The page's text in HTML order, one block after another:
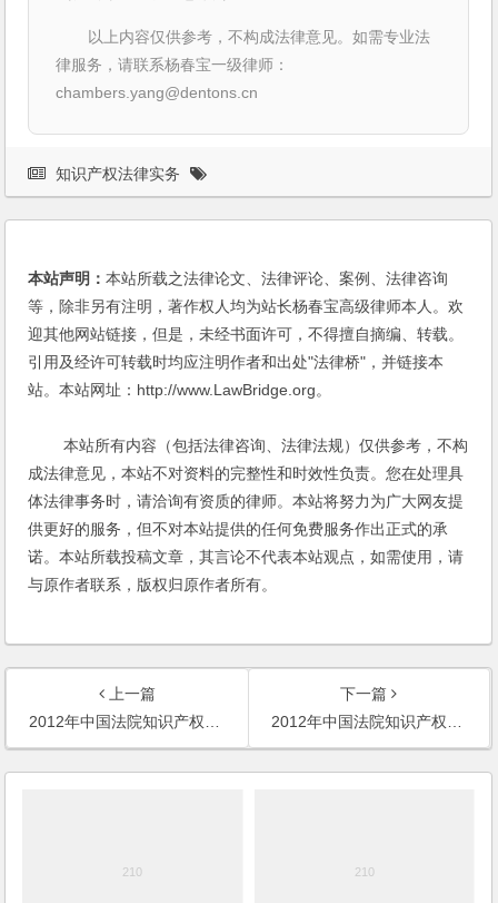
以上内容仅供参考，不构成法律意见。如需专业法
律服务，请联系杨春宝一级律师：
chambers.yang@dentons.cn
知识产权法律实务
本站声明：本站所载之法律论文、法律评论、案例、法律咨询
等，除非另有注明，著作权人均为站长杨春宝高级律师本人。欢
迎其他网站链接，但是，未经书面许可，不得擅自摘编、转载。
引用及经许可转载时均应注明作者和出处"法律桥"，并链接本
站。本站网址：http://www.LawBridge.org。
本站所有内容（包括法律咨询、法律法规）仅供参考，不构
成法律意见，本站不对资料的完整性和时效性负责。您在处理具
体法律事务时，请洽询有资质的律师。本站将努力为广大网友提
供更好的服务，但不对本站提供的任何免费服务作出正式的承
诺。本站所载投稿文章，其言论不代表本站观点，如需使用，请
与原作者联系，版权归原作者所有。
上一篇
2012年中国法院知识产权司法保护10大案件名单
下一篇
2012年中国法院知识产权司法保护50件典型案例名单